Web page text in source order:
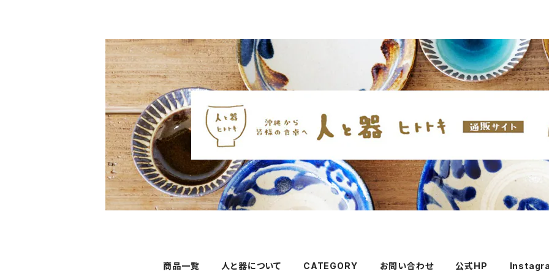
商品一覧 人と器について CATEGORY お問い合わせ 公式HP